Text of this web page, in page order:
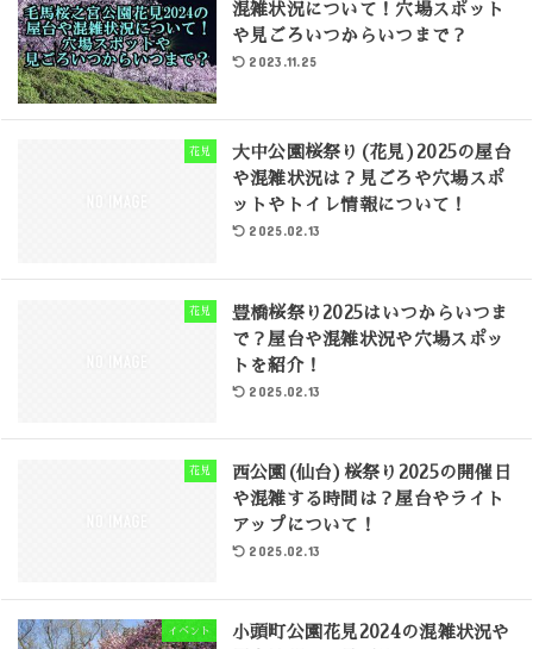
混雑状況について！穴場スポット
や見ごろいつからいつまで？
2023.11.25
花見
大中公園桜祭り(花見)2025の屋台
や混雑状況は？見ごろや穴場スポ
ットやトイレ情報について！
2025.02.13
花見
豊橋桜祭り2025はいつからいつま
で？屋台や混雑状況や穴場スポッ
トを紹介！
2025.02.13
花見
西公園(仙台)桜祭り2025の開催日
や混雑する時間は？屋台やライト
アップについて！
2025.02.13
イベント
小頭町公園花見2024の混雑状況や